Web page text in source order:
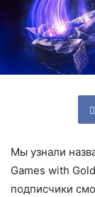
Мы узнали
Games with
подписчики